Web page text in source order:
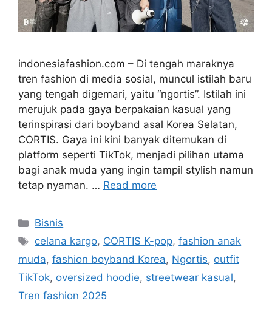
indonesiafashion.com – Di tengah maraknya
tren fashion di media sosial, muncul istilah baru
yang tengah digemari, yaitu “ngortis”. Istilah ini
merujuk pada gaya berpakaian kasual yang
terinspirasi dari boyband asal Korea Selatan,
CORTIS. Gaya ini kini banyak ditemukan di
platform seperti TikTok, menjadi pilihan utama
bagi anak muda yang ingin tampil stylish namun
tetap nyaman. … Read more
Categories
Bisnis
Tags
celana kargo, CORTIS K-pop,fashion anak
muda, fashion boyband Korea, Ngortis, outfit
TikTok, oversized hoodie, streetwear kasual,
Tren fashion 2025